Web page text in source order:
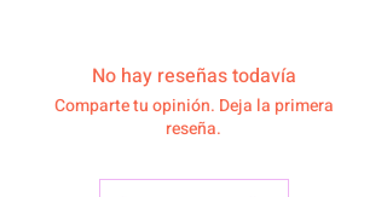
No hay reseñas todavía
Comparte tu opinión. Deja la primera
reseña.